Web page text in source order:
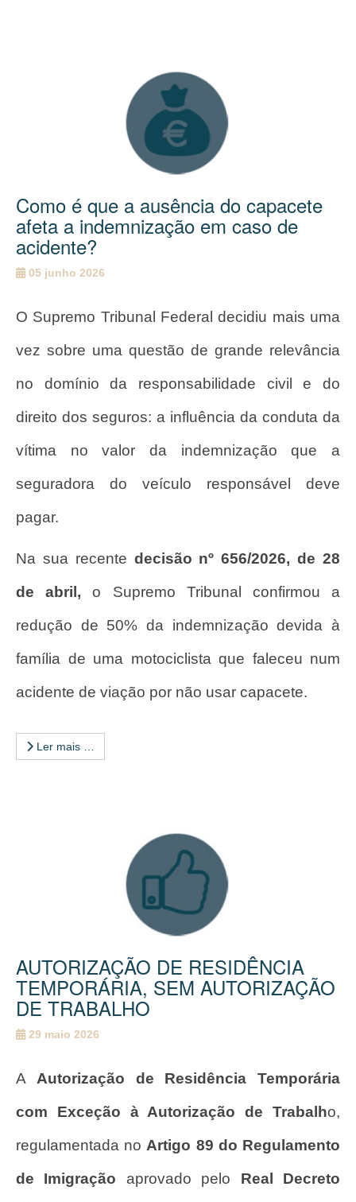
Como é que a ausência do capacete
afeta a indemnização em caso de
acidente?
05 junho 2026
O Supremo Tribunal Federal decidiu mais uma
vez sobre uma questão de grande relevância
no domínio da responsabilidade civil e do
direito dos seguros: a influência da conduta da
vítima no valor da indemnização que a
seguradora do veículo responsável deve
pagar.
Na sua recente decisão nº 656/2026, de 28
de abril, o Supremo Tribunal confirmou a
redução de 50% da indemnização devida à
família de uma motociclista que faleceu num
acidente de viação por não usar capacete.
Ler mais …
AUTORIZAÇÃO DE RESIDÊNCIA
TEMPORÁRIA, SEM AUTORIZAÇÃO
DE TRABALHO
29 maio 2026
A Autorização de Residência Temporária
com Exceção à Autorização de Trabalho,
regulamentada no Artigo 89 do Regulamento
de Imigração aprovado pelo Real Decreto